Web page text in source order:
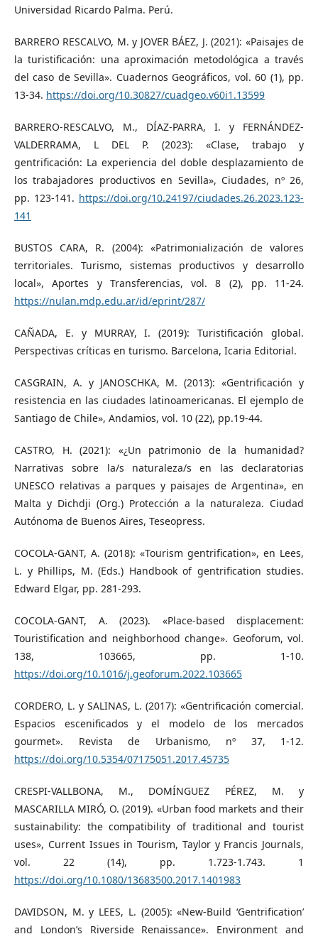
Universidad Ricardo Palma. Perú.
BARRERO RESCALVO, M. y JOVER BÁEZ, J. (2021): «Paisajes de
la turistificación: una aproximación metodológica a través
del caso de Sevilla». Cuadernos Geográficos, vol. 60 (1), pp.
13-34. https://doi.org/10.30827/cuadgeo.v60i1.13599
BARRERO-RESCALVO, M., DÍAZ-PARRA, I. y FERNÁNDEZ-
VALDERRAMA, L DEL P. (2023): «Clase, trabajo y
gentrificación: La experiencia del doble desplazamiento de
los trabajadores productivos en Sevilla», Ciudades, nº 26,
pp. 123-141. https://doi.org/10.24197/ciudades.26.2023.123-
141
BUSTOS CARA, R. (2004): «Patrimonialización de valores
territoriales. Turismo, sistemas productivos y desarrollo
local», Aportes y Transferencias, vol. 8 (2), pp. 11-24.
https://nulan.mdp.edu.ar/id/eprint/287/
CAÑADA, E. y MURRAY, I. (2019): Turistificación global.
Perspectivas críticas en turismo. Barcelona, Icaria Editorial.
CASGRAIN, A. y JANOSCHKA, M. (2013): «Gentrificación y
resistencia en las ciudades latinoamericanas. El ejemplo de
Santiago de Chile», Andamios, vol. 10 (22), pp.19-44.
CASTRO, H. (2021): «¿Un patrimonio de la humanidad?
Narrativas sobre la/s naturaleza/s en las declaratorias
UNESCO relativas a parques y paisajes de Argentina», en
Malta y Dichdji (Org.) Protección a la naturaleza. Ciudad
Autónoma de Buenos Aires, Teseopress.
COCOLA-GANT, A. (2018): «Tourism gentrification», en Lees,
L. y Phillips, M. (Eds.) Handbook of gentrification studies.
Edward Elgar, pp. 281-293.
COCOLA-GANT, A. (2023). «Place-based displacement:
Touristification and neighborhood change». Geoforum, vol.
138, 103665, pp. 1-10.
https://doi.org/10.1016/j.geoforum.2022.103665
CORDERO, L. y SALINAS, L. (2017): «Gentrificación comercial.
Espacios escenificados y el modelo de los mercados
gourmet». Revista de Urbanismo, nº 37, 1-12.
https://doi.org/10.5354/07175051.2017.45735
CRESPI-VALLBONA, M., DOMÍNGUEZ PÉREZ, M. y
MASCARILLA MIRÓ, O. (2019). «Urban food markets and their
sustainability: the compatibility of traditional and tourist
uses», Current Issues in Tourism, Taylor y Francis Journals,
vol. 22 (14), pp. 1.723-1.743. 1
https://doi.org/10.1080/13683500.2017.1401983
DAVIDSON, M. y LEES, L. (2005): «New-Build ‘Gentrification’
and London’s Riverside Renaissance». Environment and